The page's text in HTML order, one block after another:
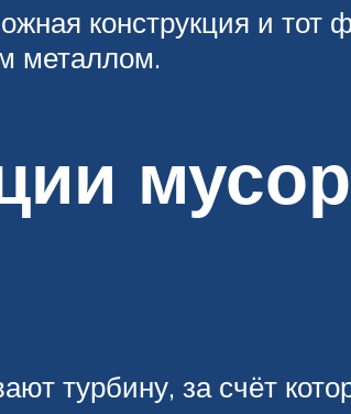
конструкция и тот
металлом.
турбину, за счёт